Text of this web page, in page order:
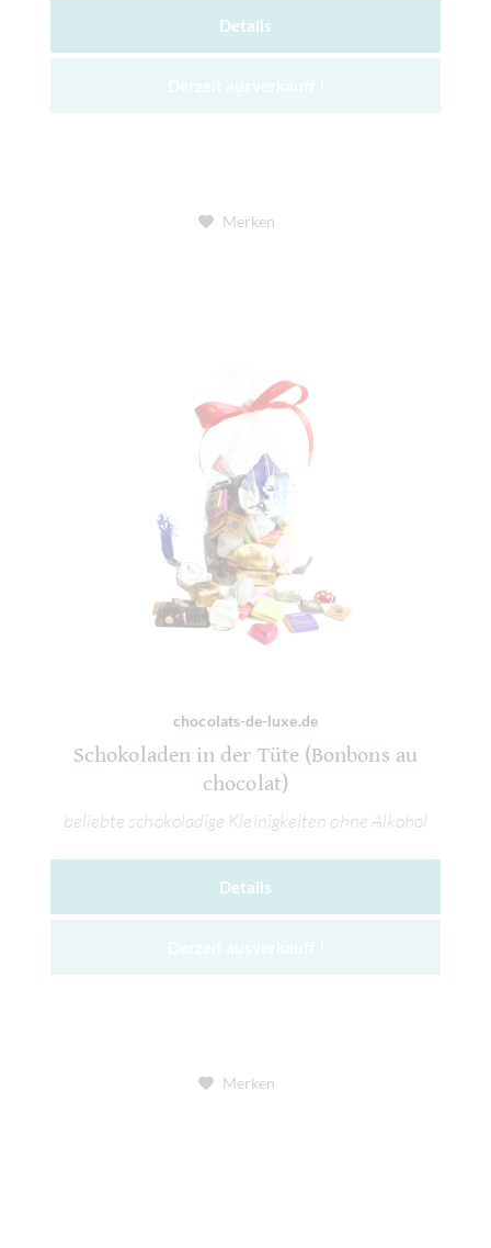
Details
Merken
chocolats-de-luxe.de
Schokoladen in der Tüte (Bonbons au
chocolat)
beliebte schokoladige Kleinigkeiten ohne Alkohol
Details
Merken